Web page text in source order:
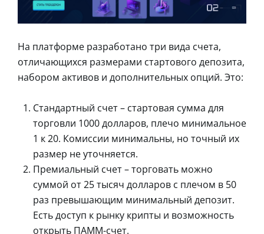
На платформе разработано три вида счета,
отличающихся размерами стартового депозита,
набором активов и дополнительных опций. Это:
Стандартный счет – стартовая сумма для
торговли 1000 долларов, плечо минимальное
1 к 20. Комиссии минимальны, но точный их
размер не уточняется.
Премиальный счет – торговать можно
суммой от 25 тысяч долларов с плечом в 50
раз превышающим минимальный депозит.
Есть доступ к рынку крипты и возможность
открыть ПАММ-счет.